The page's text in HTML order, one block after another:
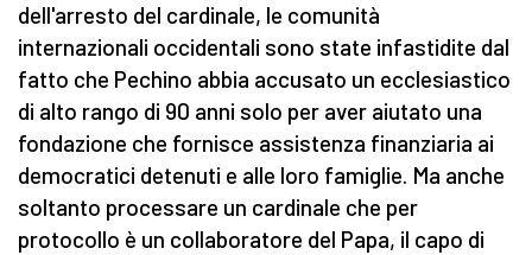
dell'arresto del cardinale, le comunità
internazionali occidentali sono state infastidite dal
fatto che Pechino abbia accusato un ecclesiastico
di alto rango di 90 anni solo per aver aiutato una
fondazione che fornisce assistenza finanziaria ai
democratici detenuti e alle loro famiglie. Ma anche
soltanto processare un cardinale che per
protocollo è un collaboratore del Papa, il capo di